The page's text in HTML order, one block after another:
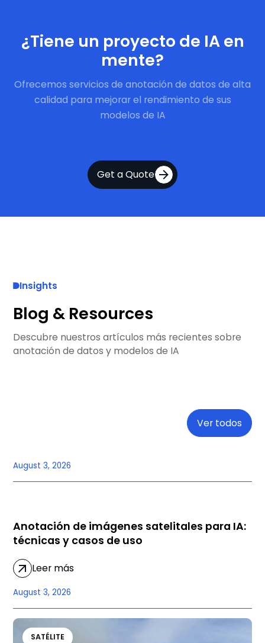
¿Tiene un proyecto de IA en
mente?
Ofrecemos servicios de anotación de datos de alta
calidad para mejorar el rendimiento de sus
modelos de IA
Get a Quote
Insights
Blog & Resources
Descubre nuestros artículos más recientes sobre
anotación de datos y modelos de IA
Ver todos
August 3, 2026
Anotación de imágenes satelitales para IA:
técnicas y casos de uso
Leer más
August 3, 2026
SATÉLITE